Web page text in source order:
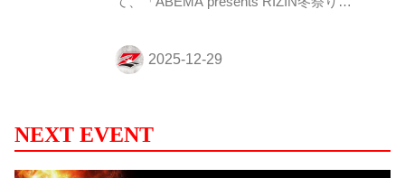
の「ABEMA presents RIZIN冬祭り2025」
では、RIZINファイターによるトークイベ
本木ヒルズアリーナでRIZIN冬祭りを楽し
もう！ ※各イベントは、詳細が決まり次第
追加いたします。 ABEMA presents RIZIN
NEXT EVENT